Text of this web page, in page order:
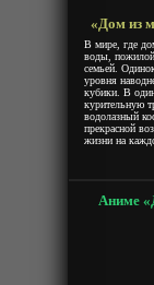
«Дом из
В мире, где
воды, пожилой
семьей.
уровня
кубики. В
курительную
водолазный
прекрасной
жизни на
Аниме